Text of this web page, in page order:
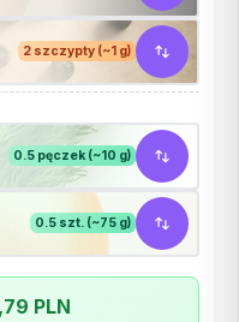
2 szczypty (~1 g)
0.5 pęczek (~10 g)
0.5 szt. (~75 g)
PLN